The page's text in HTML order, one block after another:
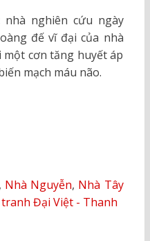
nhà nghiên cứu ngày
đế vĩ đại của nhà
một cơn tăng huyết áp
mạch máu não.
, Nhà Nguyễn, Nhà Tây
Đại Việt - Thanh